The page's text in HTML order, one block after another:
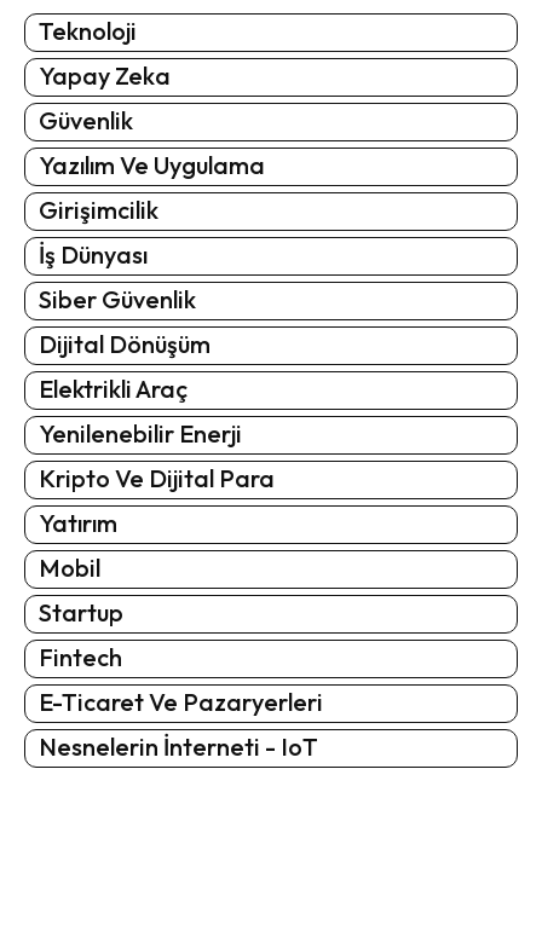
Teknoloji
Yapay Zeka
Güvenlik
Yazılım Ve Uygulama
Girişimcilik
İş Dünyası
Siber Güvenlik
Dijital Dönüşüm
Elektrikli Araç
Yenilenebilir Enerji
Kripto Ve Dijital Para
Yatırım
Mobil
Startup
Fintech
E-Ticaret Ve Pazaryerleri
Nesnelerin İnterneti - IoT